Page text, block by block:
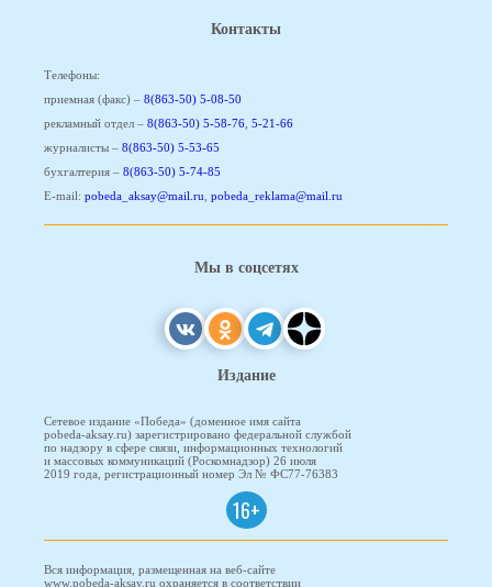
Контакты
Телефоны:
приемная (факс) – 8(863-50) 5-08-50
рекламный отдел – 8(863-50) 5-58-76, 5-21-66
журналисты – 8(863-50) 5-53-65
бухгалтерия – 8(863-50) 5-74-85
E-mail: pobeda_aksay@mail.ru, pobeda_reklama@mail.ru
Мы в соцсетях
Издание
Сетевое издание «Победа» (доменное имя сайта
pobeda-aksay.ru) зарегистрировано федеральной службой
по надзору в сфере связи, информационных технологий
и массовых коммуникаций (Роскомнадзор) 26 июля
2019 года, регистрационный номер Эл № ФС77-76383
16+
Вся информация, размещенная на веб-сайте
www.pobeda-aksay.ru охраняется в соответствии